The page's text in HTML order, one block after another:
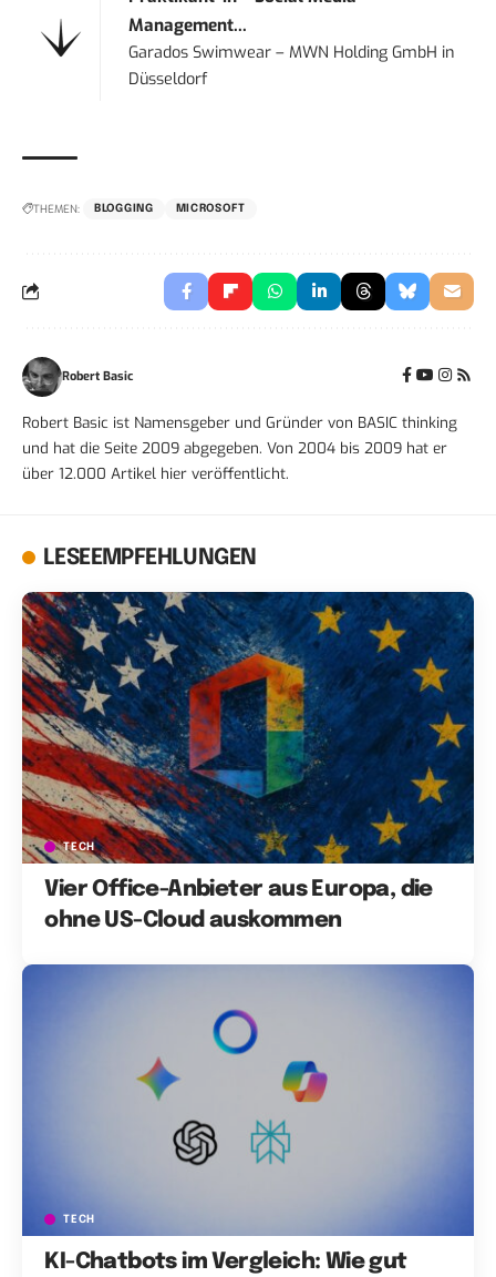
Management...
Garados Swimwear – MWN Holding GmbH in
Düsseldorf
THEMEN: BLOGGING MICROSOFT
Robert Basic
Robert Basic ist Namensgeber und Gründer von BASIC thinking
und hat die Seite 2009 abgegeben. Von 2004 bis 2009 hat er
über 12.000 Artikel hier veröffentlicht.
LESEEMPFEHLUNGEN
TECH
Vier Office-Anbieter aus Europa, die
ohne US-Cloud auskommen
TECH
KI-Chatbots im Vergleich: Wie gut